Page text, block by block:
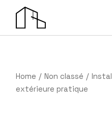
content
Home Non classé
extérieure pratique